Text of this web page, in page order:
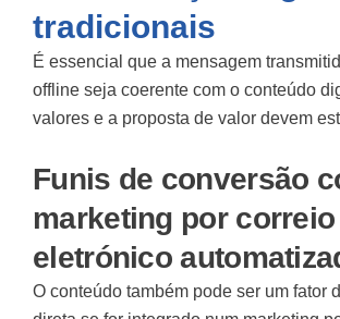
tradicionais
É essencial que a mensagem
offline seja coerente com o conteúdo
valores e a proposta de valor devem
Funis de conversão
marketing por correio
eletrónico
O conteúdo também pode ser um fator